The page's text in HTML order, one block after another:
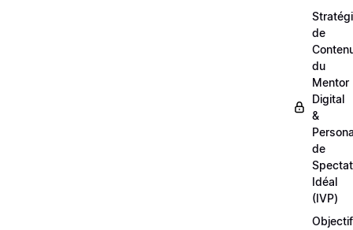
de
du
Mentor
Digital
&
de
Idéal
(IVP)
Objectif